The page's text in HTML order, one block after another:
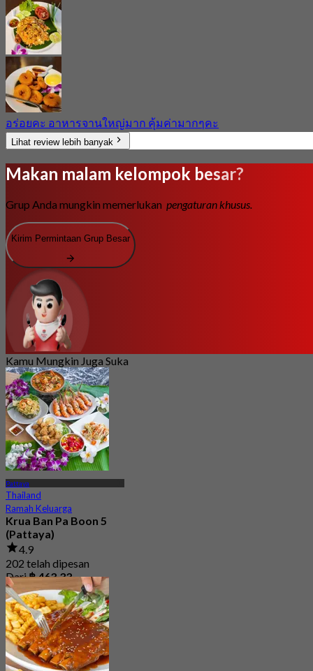
อร่อยคะ อาหารจานใหญ่มาก คุ้มค่ามากๆคะ
Lihat review lebih banyak
Makan malam kelompok besar?
Grup Anda mungkin memerlukan pengaturan khusus.
Kirim Permintaan Grup Besar
Kamu Mungkin Juga Suka
Pattaya
Thailand
Ramah Keluarga
Krua Ban Pa Boon 5
(Pattaya)
4.9
202 telah dipesan
Dari฿ 463.33